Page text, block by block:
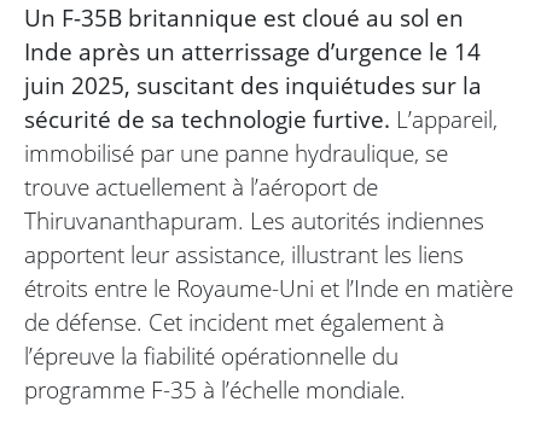
Un F-35B britannique est cloué au sol en
Inde après un atterrissage d’urgence le 14
juin 2025, suscitant des inquiétudes sur la
sécurité de sa technologie furtive. L’appareil,
immobilisé par une panne hydraulique, se
trouve actuellement à l’aéroport de
Thiruvananthapuram. Les autorités indiennes
apportent leur assistance, illustrant les liens
étroits entre le Royaume-Uni et l’Inde en matière
de défense. Cet incident met également à
l’épreuve la fiabilité opérationnelle du
programme F-35 à l’échelle mondiale.